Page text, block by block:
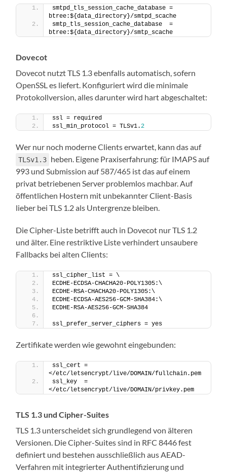
smtpd_tls_session_cache_database =
btree:${data_directory}/smtpd_scache
smtp_tls_session_cache_database  =
btree:${data_directory}/smtp_scache
Dovecot
Dovecot nutzt TLS 1.3 ebenfalls automatisch, sofern
OpenSSL es liefert. Konfiguriert wird die minimale
Protokollversion, alles darunter wird hart abgeschaltet:
ssl = required
ssl_min_protocol = TLSv1.2
Wer nur noch moderne Clients erwartet, kann das auf
TLSv1.3 heben. Eigene Praxiserfahrung: für IMAPS auf
993 und Submission auf 587/465 ist das auf einem
privat betriebenen Server problemlos machbar. Auf
öffentlichen Hostern mit unbekannter Client-Basis
lieber bei TLS 1.2 als Untergrenze bleiben.
Die Cipher-Liste betrifft auch in Dovecot nur TLS 1.2
und älter. Eine restriktive Liste verhindert unsaubere
Fallbacks bei alten Clients:
ssl_cipher_list = \
ECDHE-ECDSA-CHACHA20-POLY1305:\
ECDHE-RSA-CHACHA20-POLY1305:\
ECDHE-ECDSA-AES256-GCM-SHA384:\
ECDHE-RSA-AES256-GCM-SHA384
ssl_prefer_server_ciphers = yes
Zertifikate werden wie gewohnt eingebunden:
ssl_cert =
</etc/letsencrypt/live/DOMAIN/fullchain.pem
ssl_key  =
</etc/letsencrypt/live/DOMAIN/privkey.pem
TLS 1.3 und Cipher-Suites
TLS 1.3 unterscheidet sich grundlegend von älteren
Versionen. Die Cipher-Suites sind in RFC 8446 fest
definiert und bestehen ausschließlich aus AEAD-
Verfahren mit integrierter Authentifizierung und